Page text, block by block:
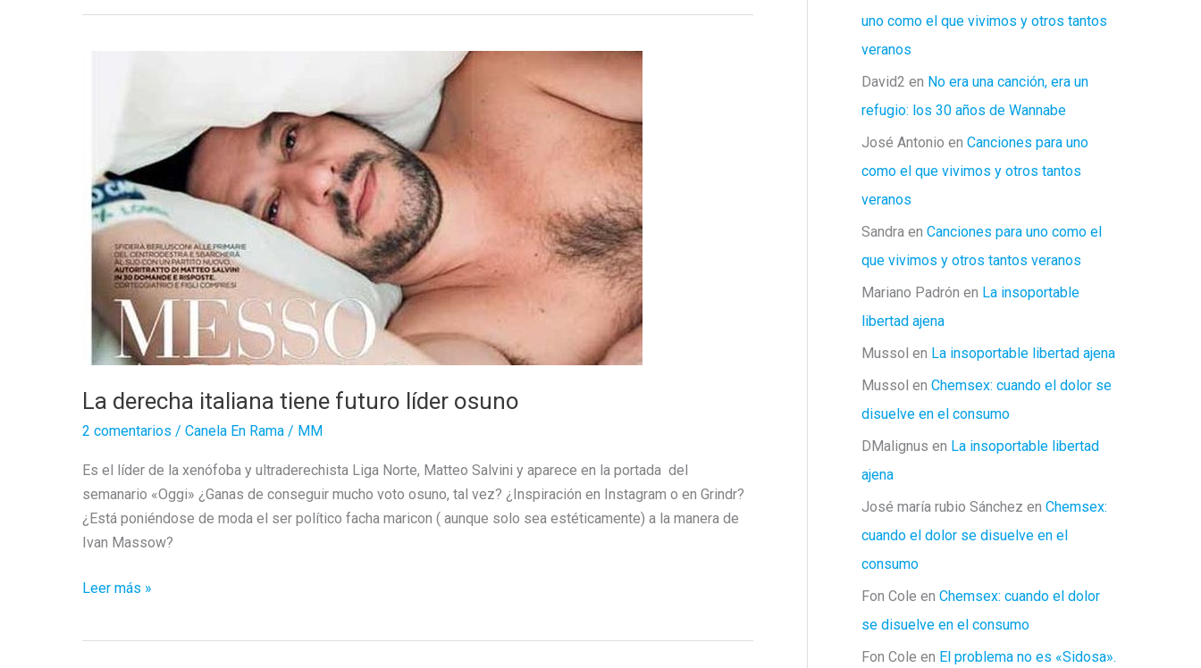
La derecha italiana tiene futuro líder osuno
2 comentarios / Canela En Rama / MM
Es el líder de la xenófoba y ultraderechista Liga Norte, Matteo Salvini y aparece en la portada del
semanario «Oggi» ¿Ganas de conseguir mucho voto osuno, tal vez? ¿Inspiración en Instagram o en Grindr?
¿Está poniéndose de moda el ser político facha maricon ( aunque solo sea estéticamente) a la manera de
Ivan Massow?
La
Leer más »
uno como el que vivimos y otros tantos
veranos
David2 en No era una canción, era un
refugio: los 30 años de Wannabe
José Antonio en Canciones para uno
como el que vivimos y otros tantos
veranos
Sandra en Canciones para uno como el
que vivimos y otros tantos veranos
Mariano Padrón en La insoportable
libertad ajena
Mussol en La insoportable libertad ajena
Mussol en Chemsex: cuando el dolor se
disuelve en el consumo
DMalignus en La insoportable libertad
ajena
José maría rubio Sánchez en Chemsex:
cuando el dolor se disuelve en el
consumo
Fon Cole en Chemsex: cuando el dolor
se disuelve en el consumo
Fon Cole en El problema no es «Sidosa».